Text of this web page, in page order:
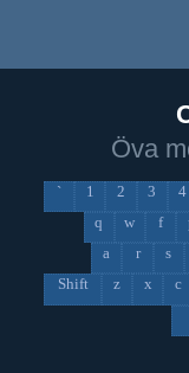
Öva
` 1 2 3 4
q
w f
a
r s
Shift
z x c